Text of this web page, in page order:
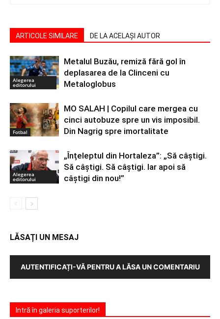
ARTICOLE SIMILARE DE LA ACELAȘI AUTOR
Alegerea
editorului
Metalul Buzău, remiză fără gol în
deplasarea de la Clinceni cu
Metaloglobus
Fotbal
MO SALAH | Copilul care mergea cu
cinci autobuze spre un vis imposibil.
Din Nagrig spre imortalitate
Alegerea
editorului
„Înțeleptul din Hortaleza”: „Să câștigi.
Să câștigi. Să câștigi. Iar apoi să
câștigi din nou!”
LĂSAȚI UN MESAJ
AUTENTIFICAȚI-VĂ PENTRU A LĂSA UN COMENTARIU
Intră în galeria suporterilor!